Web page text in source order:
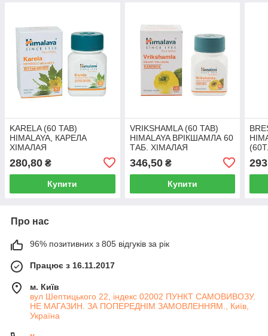
KARELA (60 TAB)
HIMALAYA, КАРЕЛА
ХІМАЛАЯ
280,80 ₴
Купити
VRIKSHAMLA (60 TAB)
HIMALAYA ВРІКШАМЛА 60
ТАБ. ХІМАЛАЯ
346,50₴
Купити
293
Про нас
96% позитивних з 805 відгуків за рік
Працює з 16.11.2017
м. Київ
вул Шептицького 22, індекс 02002 ПУНКТ САМОВИВОЗУ.
НЕ МАГАЗИН. ЗА ПОПЕРЕДНІМ ЗАМОВЛЕННЯМ., Київ,
Україна